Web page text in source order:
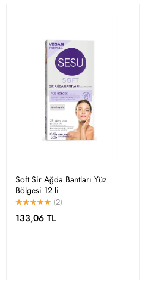
Soft Sir Ağda Bantları Yüz
Bölgesi 12 li
(2)
133,06 TL